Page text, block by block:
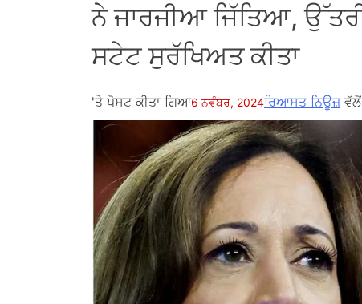
ਨੇ ਜਾਰਜੀਆ ਜਿੱਤਿਆ,
ਸਟੇਟ ਸੁਰੱਖਿਅਤ ਕੀਤਾ
'ਤੇ ਪੋਸਟ ਕੀਤਾ ਗਿਆ6 ਨਵੰਬਰ, 2024ਰਿਆਸਤ ਨਿਊਜ਼ਵੱਲੋਂ